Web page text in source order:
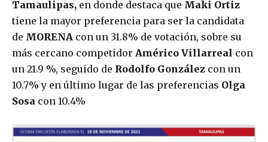
Tamaulipas, en donde destaca que Maki Ortiz
tiene la mayor preferencia para ser la candidata
de MORENA con un 31.8% de votación, sobre su
más cercano competidor Américo Villarreal con
un 21.9 %, seguido de Rodolfo González con un
10.7% y en último lugar de las preferencias Olga
Sosa con 10.4%